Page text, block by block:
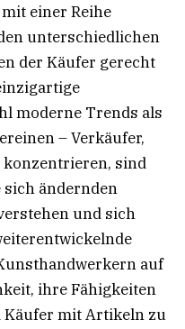
einer Reihe
unterschiedlichen
der Käufer gerecht
moderne Trends als
– Verkäufer,
sind
ändernden
und sich
auf
ihre Fähigkeiten
Käufer mit Artikeln zu